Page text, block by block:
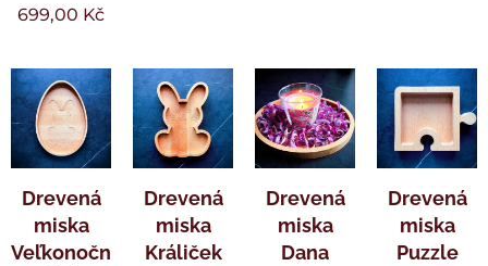
699,00 Kč
Drevená
miska
Veľkonočné
Drevená
miska
Králiček
Drevená
miska
Dana
Drevená
miska
Puzzle